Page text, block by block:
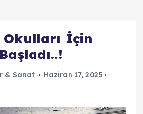
Okulları İçin
& Sanat
Haziran 17, 2025